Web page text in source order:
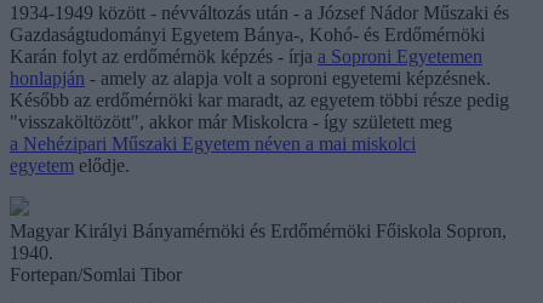
1934-1949 között - névváltozás után - a József Nádor Műszaki és
Gazdaságtudományi Egyetem Bánya-, Kohó- és Erdőmérnöki
Karán folyt az erdőmérnök képzés - írja a Soproni Egyetemen
honlapján - amely az alapja volt a soproni egyetemi képzésnek.
Később az erdőmérnöki kar maradt, az egyetem többi része pedig
"visszaköltözött", akkor már Miskolcra - így született meg
a Nehézipari Műszaki Egyetem néven a mai miskolci
egyetem elődje.
Magyar Királyi Bányamérnöki és Erdőmérnöki Főiskola Sopron,
1940.
Fortepan/Somlai Tibor